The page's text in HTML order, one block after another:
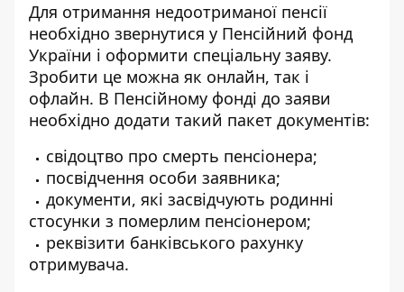
Для отримання недоотриманої пенсії
необхідно звернутися у Пенсійний фонд
України і оформити спеціальну заяву.
Зробити це можна як онлайн, так і
офлайн. В Пенсійному фонді до заяви
необхідно додати такий пакет документів:
свідоцтво про смерть пенсіонера;
посвідчення особи заявника;
документи, які засвідчують родинні
стосунки з померлим пенсіонером;
реквізити банківського рахунку
отримувача.